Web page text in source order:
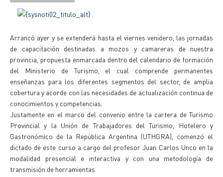
Arrancó ayer y se extenderá hasta el viernes venidero, las jornadas
de capacitación destinadas a mozos y camareras de nuestra
provincia, propuesta enmarcada dentro del calendario de formación
del Ministerio de Turismo, el cual comprende permanentes
enseñanzas para los diferentes segmentos del sector, de amplia
cobertura y acorde con las necesidades de actualización continua de
conocimientos y competencias.
Justamente en el marco del convenio entre la cartera de Turismo
Provincial y la Unión de Trabajadores del Turismo, Hotelero y
Gastronómico de la República Argentina (UTHGRA), comenzó el
dictado de este curso a cargo del profesor Juan Carlos Unco en la
modalidad presencial e interactiva y con una metodología de
transmisión de herramientas.